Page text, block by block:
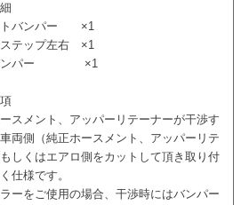
トバンパー ×1
ステップ左右 ×1
バンパー ×1
スメント、アッパーリテーナーが干渉す
両側（純正ホースメント、アッパーリテ
しくはエアロ側をカットして頂き取り付
仕様です。
ーをご使用の場合、干渉時にはバンパー